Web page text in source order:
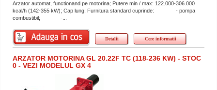
Arzator automat, functionand pe motorina; Putere min / max: 122.000-306.000
kcal/h (142-355 kW); Cap lung; Furnitura standard cuprinde: - pompa
combustibil; -...
Detalii Cere informatii
ARZATOR MOTORINA GL 20.22F TC (118-236 KW) - STOC
0 - VEZI MODELUL GX 4